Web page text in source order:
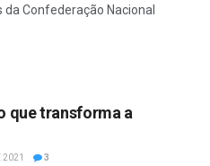
da Confederação Nacional
que transforma a
2021 3